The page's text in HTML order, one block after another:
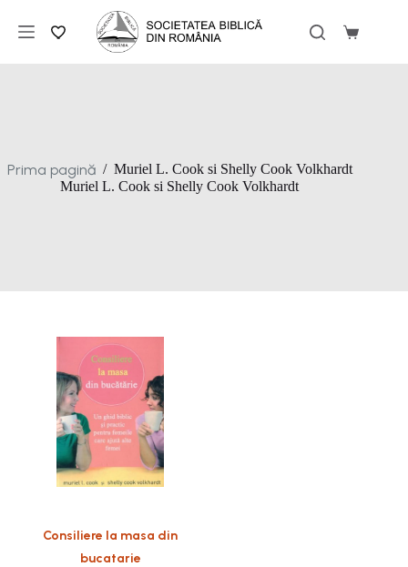
conținut
Coș
Prima pagină / Muriel L. Cook si Shelly Cook Volkhardt
Muriel L. Cook si Shelly Cook Volkhardt
Consiliere la masa din
bucatarie